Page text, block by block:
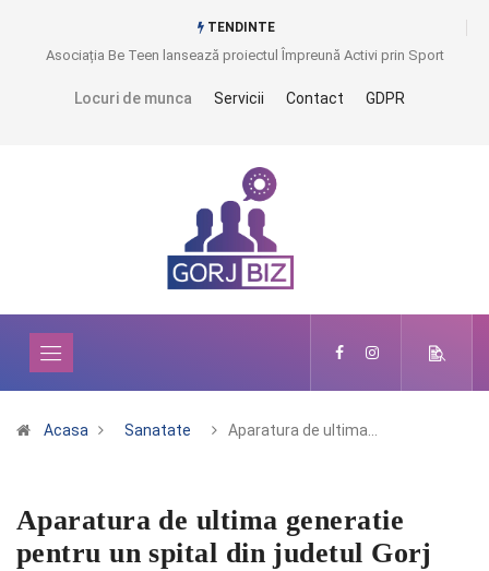
TENDINTE
Asociația Be Teen lansează proiectul Împreună Activi prin Sport
Locuri de munca Servicii Contact GDPR
Acasa Sanatate Aparatura de ultima…
Aparatura de ultima generatie
pentru un spital din judetul Gorj